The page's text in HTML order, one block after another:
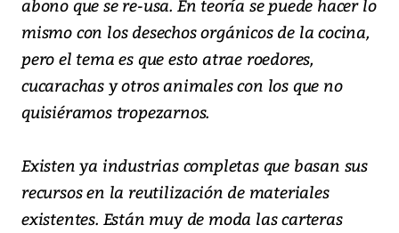
abono que se re-usa. En teoría se puede hacer lo
mismo con los desechos orgánicos de la cocina,
pero el tema es que esto atrae roedores,
cucarachas y otros animales con los que no
quisiéramos tropezarnos.
Existen ya industrias completas que basan sus
recursos en la reutilización de materiales
existentes. Están muy de moda las carteras